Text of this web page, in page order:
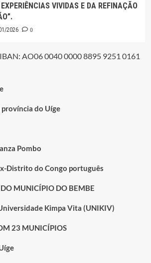
VIVIDAS E DA REFINAÇÃO
2026 0
AO06 0040 0000 8895 9251 0161
do Uíge
Pombo
Distrito do Congo português
MUNICÍPIO DO BEMBE
Kimpa Vita (UNIKIV)
23 MUNICÍPIOS